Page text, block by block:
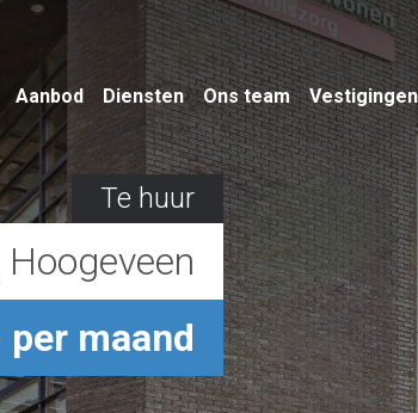
Aanbod Diensten Ons team Vestigingen
Te huur
Hoogeveen
maand